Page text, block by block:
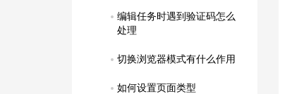
编辑任务时遇到验证码怎么
处理
切换浏览器模式有什么作用
如何设置页面类型